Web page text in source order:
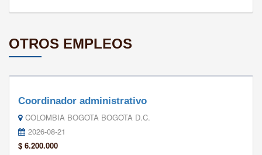
OTROS EMPLEOS
Coordinador administrativo
COLOMBIA BOGOTA BOGOTA D.C.
2026-08-21
$ 6.200.000